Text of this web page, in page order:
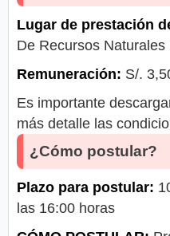
Lugar de prestación
De Recursos
Remuneración: S/.
Es importante
más detalle las
¿Cómo postular?
Plazo para postular:
las 16:00 horas